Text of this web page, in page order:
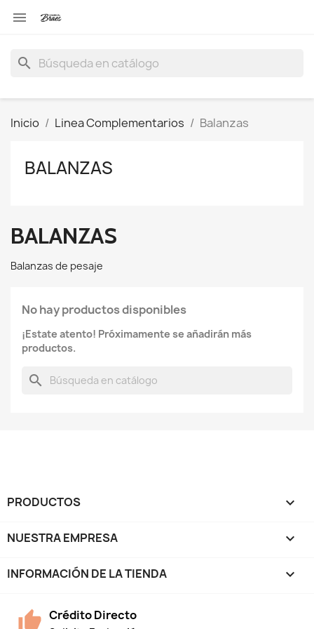

search
Inicio Linea Complementarios Balanzas
BALANZAS
BALANZAS
Balanzas de pesaje
No hay productos disponibles
¡Estate atento! Próximamente se añadirán más
productos.
search
PRODUCTOS 
NUESTRA EMPRESA 
INFORMACIÓN DE LA TIENDA keyboard_arrow_down
Crédito Directo